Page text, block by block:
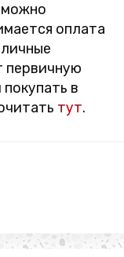
оплата
первичную
в
тут.